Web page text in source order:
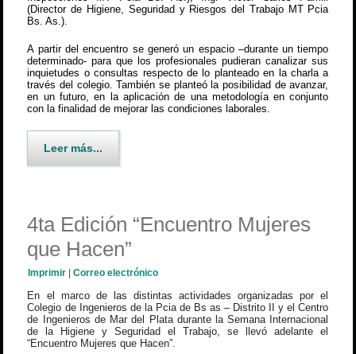
(Director de Higiene, Seguridad y Riesgos del Trabajo MT Pcia
Bs. As.).
A partir del encuentro se generó un espacio –durante un tiempo
determinado- para que los profesionales pudieran canalizar sus
inquietudes o consultas respecto de lo planteado en la charla a
través del colegio. También se planteó la posibilidad de avanzar,
en un futuro, en la aplicación de una metodología en conjunto
con la finalidad de mejorar las condiciones laborales.
Leer más...
4ta Edición “Encuentro Mujeres
que Hacen”
Imprimir |Correo electrónico
En el marco de las distintas actividades organizadas por el
Colegio de Ingenieros de la Pcia de Bs as – Distrito II y el Centro
de Ingenieros de Mar del Plata durante la Semana Internacional
de la Higiene y Seguridad el Trabajo, se llevó adelante el
“Encuentro Mujeres que Hacen”.